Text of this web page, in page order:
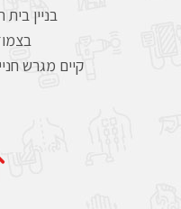
בניין בית
קיים מגרש